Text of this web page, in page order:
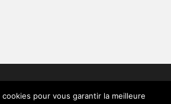
pour vous garantir la meilleure